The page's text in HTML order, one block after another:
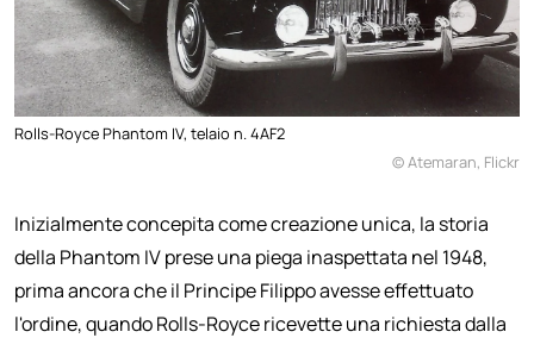
Rolls-Royce Phantom IV, telaio n. 4AF2
© Atemaran, Flickr
Inizialmente concepita come creazione unica, la storia
della Phantom IV prese una piega inaspettata nel 1948,
prima ancora che il Principe Filippo avesse effettuato
l'ordine, quando Rolls-Royce ricevette una richiesta dalla